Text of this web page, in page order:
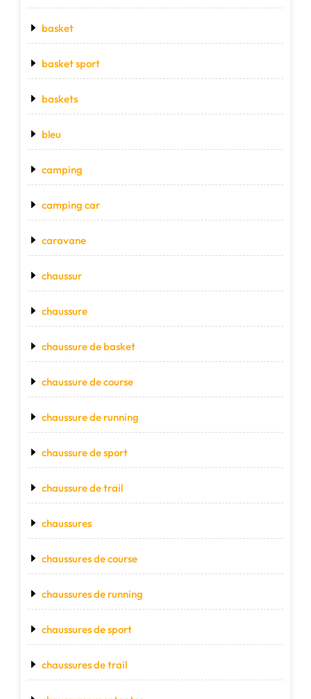
basket
basket sport
baskets
bleu
camping
camping car
caravane
chaussur
chaussure
chaussure de basket
chaussure de course
chaussure de running
chaussure de sport
chaussure de trail
chaussures
chaussures de course
chaussures de running
chaussures de sport
chaussures de trail